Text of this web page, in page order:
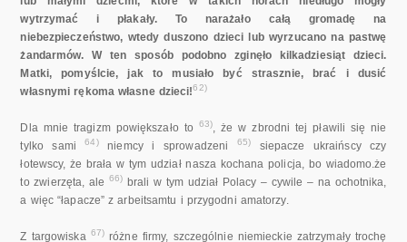
wytrzymać i płakały. To narażało całą gromadę na
niebezpieczeństwo, wtedy duszono dzieci lub wyrzucano na pastwę
żandarmów. W ten sposób podobno zginęło kilkadziesiąt dzieci.
Matki, pomyślcie, jak to musiało być strasznie, brać i dusić
własnymi rękoma własne dzieci!62)
Dla mnie tragizm powiększało to 63), że w zbrodni tej pławili się nie
tylko sami64)niemcy i sprowadzeni 65)siepacze ukraińscy czy
łotewscy, że brała w tym udział nasza kochana policja, bo wiadomo.że
to zwierzęta, ale 66) brali w tym udział Polacy – cywile – na ochotnika,
a więc “łapacze” z arbeitsamtu i przygodni amatorzy.
Z targowiska 67) różne firmy, szczególnie niemieckie zatrzymały trochę